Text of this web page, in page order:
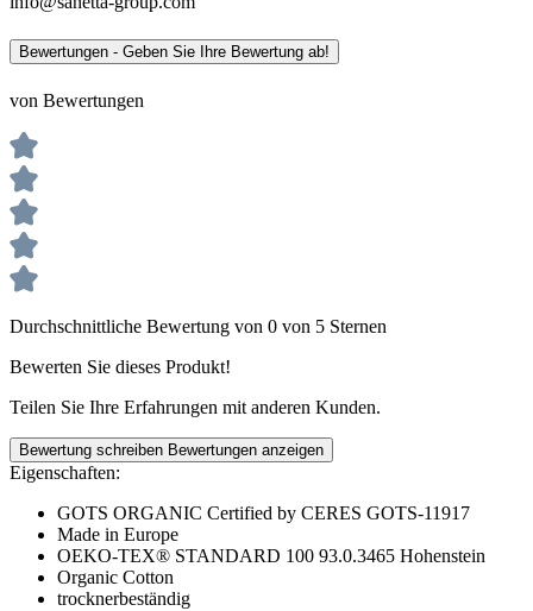
Bewertungen - Geben Sie Ihre Bewertung ab!
von Bewertungen
Durchschnittliche Bewertung von 0 von 5 Sternen
Bewerten Sie dieses Produkt!
Teilen Sie Ihre Erfahrungen mit anderen Kunden.
Bewertung schreiben Bewertungen anzeigen
Eigenschaften:
GOTS ORGANIC Certified by CERES GOTS-11917
Made in Europe
OEKO-TEX® STANDARD 100 93.0.3465 Hohenstein
Organic Cotton
trocknerbeständig